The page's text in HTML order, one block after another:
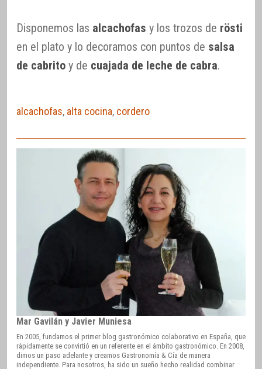
Disponemos las alcachofas y los trozos de rösti
en el plato y lo decoramos con puntos de salsa
de cabrito y de cuajada de leche de cabra.
alcachofas, alta cocina, cordero
Mar Gavilán y Javier Muniesa
En 2005, fundamos el primer blog gastronómico colaborativo en España, que
rápidamente se convirtió en un referente en el ámbito gastronómico. En 2008,
dimos un paso adelante y creamos Gastronomía & Cía de manera
independiente. Para nosotros, ha sido un sueño hecho realidad combinar